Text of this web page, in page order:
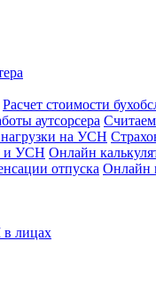
Расчет стоимости
аутсорсера
нагрузки на УСН
и УСН Онлайн
отпуска Онлайн
лицах